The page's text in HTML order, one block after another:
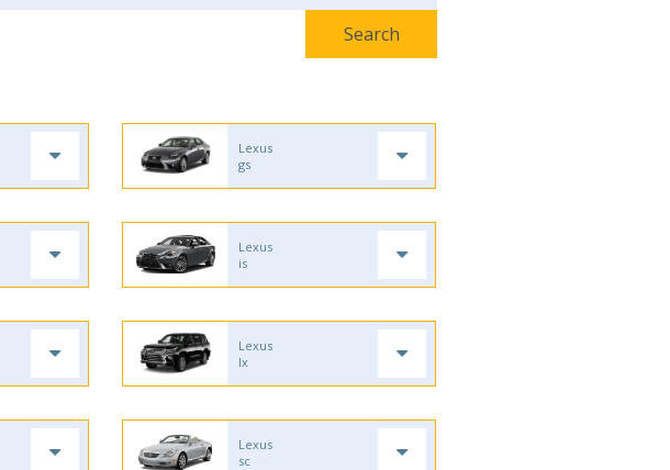
Lexus
gs
Lexus
is
Lexus
lx
Lexus
sc